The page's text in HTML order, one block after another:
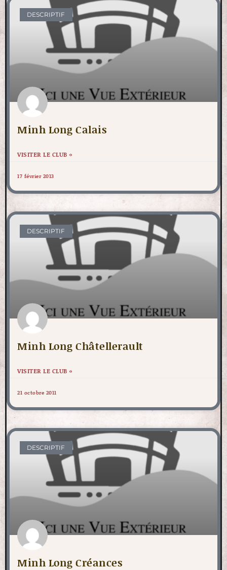
DESCRIPTIF
Minh Long Calais
VISITER LE CLUB »
17 février 2013
DESCRIPTIF
Minh Long Châtellerault
VISITER LE CLUB »
21 octobre 2011
DESCRIPTIF
Minh Long Créances